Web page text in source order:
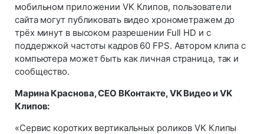
мобильном приложении VK Клипов, пользователи
сайта могут публиковать видео хронометражем до
трёх минут в высоком разрешении Full HD и с
поддержкой частоты кадров 60 FPS. Автором клипа с
компьютера может быть как личная страница, так и
сообщество.
Марина Краснова, СЕО ВКонтакте, VK Видео и VK
Клипов:
«Сервис коротких вертикальных роликов VK Клипы